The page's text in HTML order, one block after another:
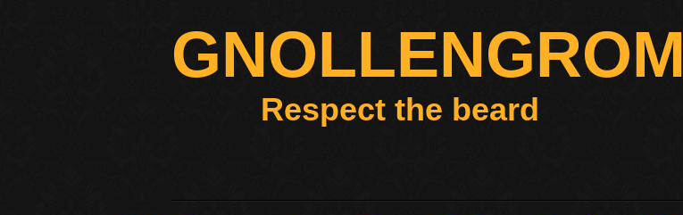
GNOLLENGROM
Respect the beard